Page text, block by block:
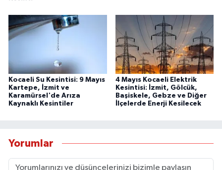
Kocaeli Su Kesintisi: 9 Mayıs
Kartepe, İzmit ve
Karamürsel'de Arıza
Kaynaklı Kesintiler
4 Mayıs Kocaeli Elektrik
Kesintisi: İzmit, Gölcük,
Başiskele, Gebze ve Diğer
İlçelerde Enerji Kesilecek
Yorumlar